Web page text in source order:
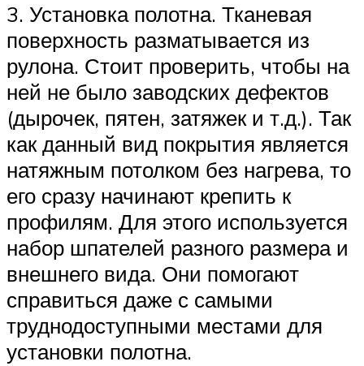
3. Установка полотна. Тканевая
поверхность разматывается из
рулона. Стоит проверить, чтобы на
ней не было заводских дефектов
(дырочек, пятен, затяжек и т.д.). Так
как данный вид покрытия является
натяжным потолком без нагрева, то
его сразу начинают крепить к
профилям. Для этого используется
набор шпателей разного размера и
внешнего вида. Они помогают
справиться даже с самыми
труднодоступными местами для
установки полотна.